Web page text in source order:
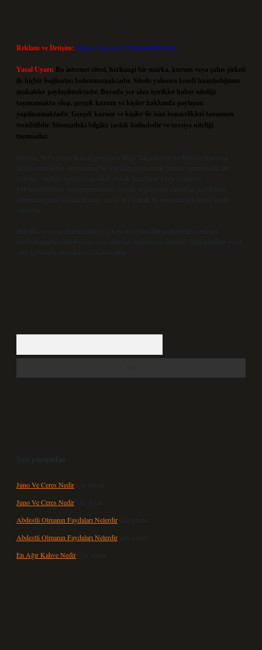
Reklam ve İletişim: Skype: live:.cid.575569c608265c69
Yasal Uyarı: Bu internet sitesi, herhangi bir marka, kurum veya şahıs şirketi
ile hiçbir bağlantısı bulunmamaktadır. Sitede yalnızca kendi hazırladığımız
makaleler paylaşılmaktadır. Burada yer alan içerikler haber niteliği
taşımamakta olup, gerçek kurum ve kişiler hakkında paylaşım
yapılmamaktadır. Gerçek kurum ve kişiler ile isim benzerlikleri tamamen
tesadüfidir. Sitemizdeki bilgiler taslak halindedir ve tavsiye niteliği
taşımazlar.
Sitemiz, 5651 Sayılı Kanun gereğince Bilgi Teknolojileri ve İletişim Kurumu
(BTK) tarafından onaylanmış bir Yer Sağlayıcı olarak hizmet vermektedir. Bu
nedenle, sitedeki içerikleri proaktif olarak denetleme veya araştırma
yükümlülüğümüz bulunmamaktadır. Ancak, üyelerimiz yazdıkları içeriklerin
sorumluluğunu taşımakta olup, siteye üye olarak bu sorumluluğu kabul etmiş
sayılırlar.
Hukuka ve yasal düzenlemelere aykırı olduğunu düşündüğünüz içerikleri,
backlinkpanelicomtr@gmail.com
adresine bildirmeniz halinde, ilgili içerikler yasal
süre içerisinde sitemizden kaldırılacaktır.
Son yorumlar
Juno Ve Ceres Nedir için
admin
Juno Ve Ceres Nedir için Altan
Abdestli Olmanın Faydaları Nelerdir için
admin
Abdestli Olmanın Faydaları Nelerdir için Alper
En Ağır Kahve Nedir için admin